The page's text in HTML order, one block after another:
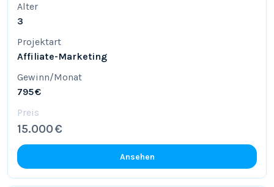
Alter
3
Projektart
Affiliate-Marketing
Gewinn/Monat
795 €
Preis
15.000 €
Ansehen